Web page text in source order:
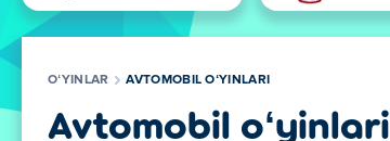
OʻYINLAR AVTOMOBIL OʻYINLARI
Avtomobil oʻyinlari